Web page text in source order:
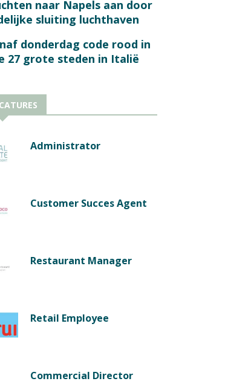
naar Napels aan door
sluiting luchthaven
donderdag code rood in
27 grote steden in Italië
Administrator
Customer Succes Agent
Restaurant Manager
Retail Employee
Commercial Director